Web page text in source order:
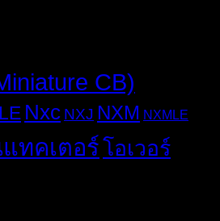
CB)
Nxc NXJ NXM NXMLE
ทคเตอร์โอเวอร์